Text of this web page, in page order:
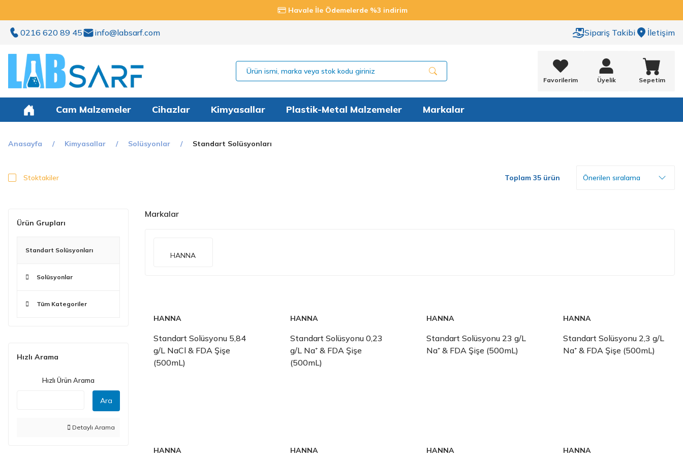
Havale İle Ödemelerde %3 indirim
0216 620 89 45 info@labsarf.com Sipariş Takibi İletişim
Favorilerim Üyelik Sepetim
Cam Malzemeler Cihazlar Kimyasallar Plastik-Metal Malzemeler Markalar
Anasayfa Kimyasallar Solüsyonlar Standart Solüsyonları
Stoktakiler Toplam 35 ürün
Ürün Grupları
Standart Solüsyonları
Solüsyonlar
Tüm Kategoriler
Hızlı Arama
Hızlı Ürün Arama
Ara
Detaylı Arama
Markalar
HANNA
HANNA
Standart Solüsyonu 5,84
g/L NaCl & FDA Şişe
(500mL)
HANNA
Standart Solüsyonu 0,23
g/L Na⁺ & FDA Şişe
(500mL)
HANNA
Standart Solüsyonu 23 g/L
Na⁺ & FDA Şişe (500mL)
HANNA
Standart Solüsyonu 2,3 g/L
Na⁺ & FDA Şişe (500mL)
HANNA HANNA HANNA HANNA